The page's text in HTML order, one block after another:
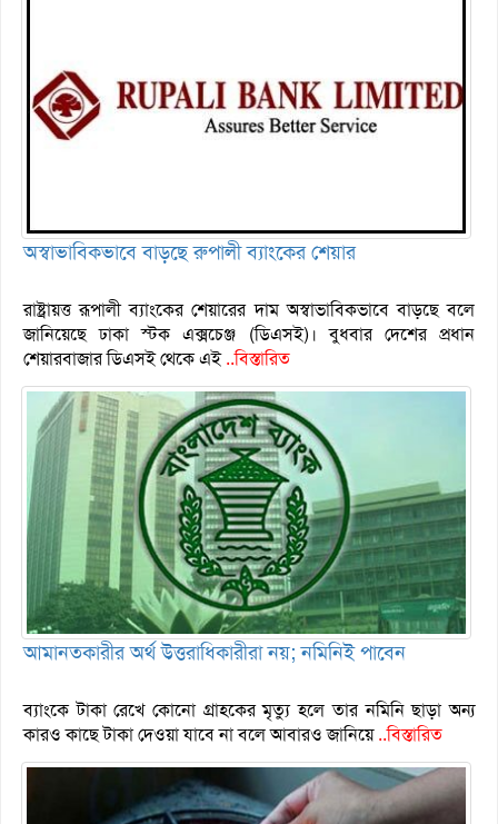
অস্বাভাবিকভাবে বাড়ছে রুপালী ব্যাংকের শেয়ার
রাষ্ট্রায়ত্ত রূপালী ব্যাংকের শেয়ারের দাম অস্বাভাবিকভাবে বাড়ছে বলে
জানিয়েছে ঢাকা স্টক এক্সচেঞ্জ (ডিএসই)। বুধবার দেশের প্রধান
শেয়ারবাজার ডিএসই থেকে এই..বিস্তারিত
আমানতকারীর অর্থ উত্তরাধিকারীরা নয়; নমিনিই পাবেন
ব্যাংকে টাকা রেখে কোনো গ্রাহকের মৃত্যু হলে তার নমিনি ছাড়া অন্য
কারও কাছে টাকা দেওয়া যাবে না বলে আবারও জানিয়ে..বিস্তারিত